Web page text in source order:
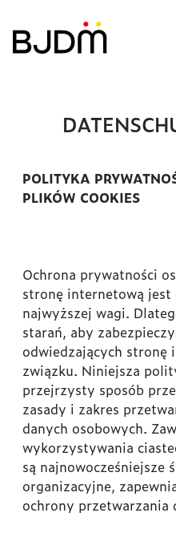
POLITYKA
PLIKÓW COOKIES
Ochrona prywatności
stronę internetową jest
najwyższej wagi.
starań, aby
odwiedzających stronę
związku. Niniejsza
przejrzysty sposób
zasady i zakres
danych osobowych.
wykorzystywania
są najnowocześniejsze
organizacyjne,
ochrony przetwarzania